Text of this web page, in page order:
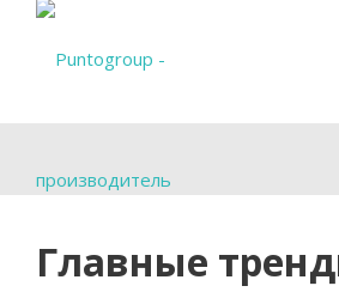
Главные